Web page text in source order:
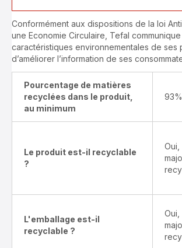
Conformément aux dispositions de la loi
une Economie Circulaire, Tefal
caractéristiques environnementales de ses
d’améliorer l’information de ses
Pourcentage de matières
recyclées dans le produit,
au minimum
93%
Le produit est-il recyclable
?
Oui,
L'emballage est-il
recyclable ?
Oui,